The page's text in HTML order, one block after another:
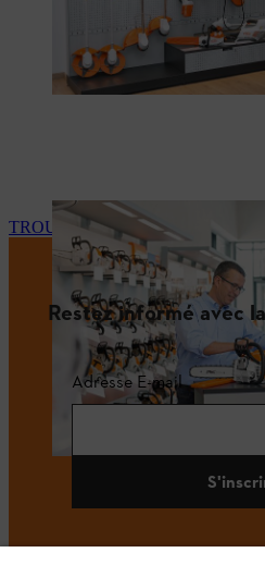
TROUVEZ VOTRE
Restez informé avec
Adresse E-mail